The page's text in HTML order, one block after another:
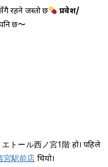
रहने जस्तो छ
प्रवेश/
छ〜
トール西ノ宮1階 हो। पहिले
宮駅前店थियो।